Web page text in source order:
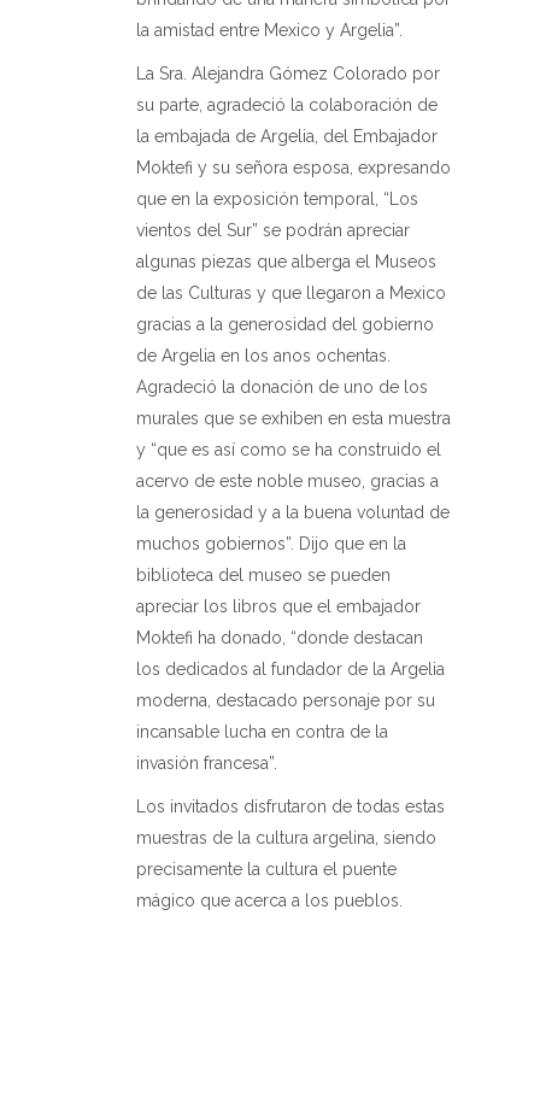
la amistad entre Mexico y Argelia”.
La Sra. Alejandra Gómez Colorado por
su parte, agradeció la colaboración de
la embajada de Argelia, del Embajador
Moktefi y su señora esposa, expresando
que en la exposición temporal, “Los
vientos del Sur” se podrán apreciar
algunas piezas que alberga el Museos
de las Culturas y que llegaron a Mexico
gracias a la generosidad del gobierno
de Argelia en los anos ochentas.
Agradeció la donación de uno de los
murales que se exhiben en esta muestra
y “que es así como se ha construido el
acervo de este noble museo, gracias a
la generosidad y a la buena voluntad de
muchos gobiernos”. Dijo que en la
biblioteca del museo se pueden
apreciar los libros que el embajador
Moktefi ha donado, “donde destacan
los dedicados al fundador de la Argelia
moderna, destacado personaje por su
incansable lucha en contra de la
invasión francesa”.
Los invitados disfrutaron de todas estas
muestras de la cultura argelina, siendo
precisamente la cultura el puente
mágico que acerca a los pueblos.